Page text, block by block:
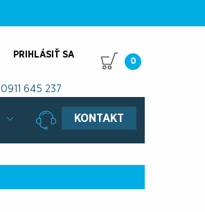
PRIHLÁSIŤ SA
0
0911 645 237
KONTAKT